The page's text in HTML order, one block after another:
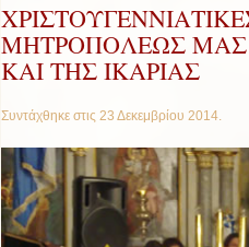
ΜΗΤΡΟΠΟΛΕΩΣ ΜΑΣ
ΚΑΙ ΤΗΣ ΙΚΑΡΙΑΣ
Συντάχθηκε στις 23 Δεκεμβρίου 2014.